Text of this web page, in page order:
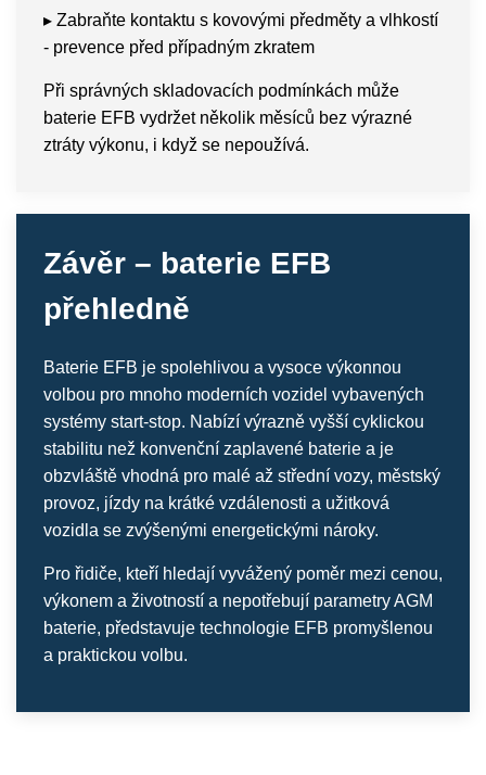
▸ Zabraňte kontaktu s kovovými předměty a vlhkostí
- prevence před případným zkratem
Při správných skladovacích podmínkách může
baterie EFB vydržet několik měsíců bez výrazné
ztráty výkonu, i když se nepoužívá.
Závěr – baterie EFB
přehledně
Baterie EFB je spolehlivou a vysoce výkonnou
volbou pro mnoho moderních vozidel vybavených
systémy start-stop. Nabízí výrazně vyšší cyklickou
stabilitu než konvenční zaplavené baterie a je
obzvláště vhodná pro malé až střední vozy, městský
provoz, jízdy na krátké vzdálenosti a užitková
vozidla se zvýšenými energetickými nároky.
Pro řidiče, kteří hledají vyvážený poměr mezi cenou,
výkonem a životností a nepotřebují parametry AGM
baterie, představuje technologie EFB promyšlenou
a praktickou volbu.